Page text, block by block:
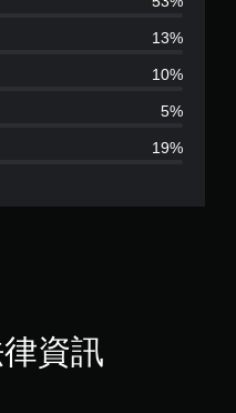
評
分
3
7
13%
10%
5%
19%
資訊